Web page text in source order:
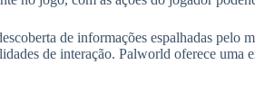
de informações espalhadas
de interação. Palworld oferece uma